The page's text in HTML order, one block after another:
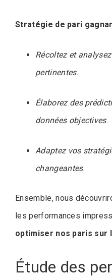
Stratégie de pari
Récoltez et
pertinentes.
Élaborez des
données objectives.
Adaptez vos
changeantes.
Ensemble, nous
les performances
optimiser nos paris sur
Étude des